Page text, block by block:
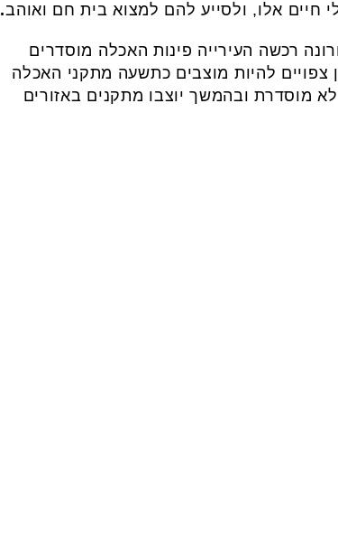
חיים אלו, ולסייע להם למצוא בית חם ואוהב.
רכשה העירייה פינות האכלה מוסדרים
להיות מוצבים כתשעה מתקני האכלה
מוסדרת ובהמשך יוצבו מתקנים באזורים